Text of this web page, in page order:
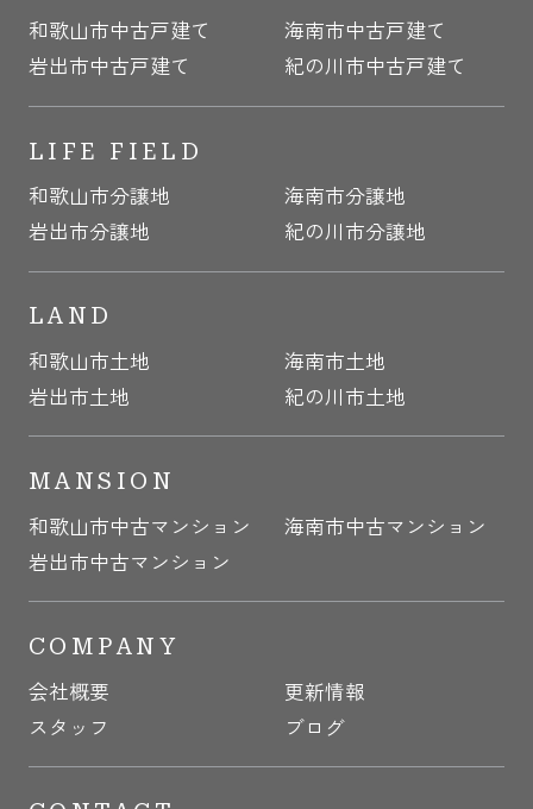
和歌山市中古戸建て
海南市中古戸建て
岩出市中古戸建て
紀の川市中古戸建て
LIFE FIELD
和歌山市分譲地
海南市分譲地
岩出市分譲地
紀の川市分譲地
LAND
和歌山市土地
海南市土地
岩出市土地
紀の川市土地
MANSION
和歌山市中古マンション
海南市中古マンション
岩出市中古マンション
COMPANY
会社概要
更新情報
スタッフ
ブログ